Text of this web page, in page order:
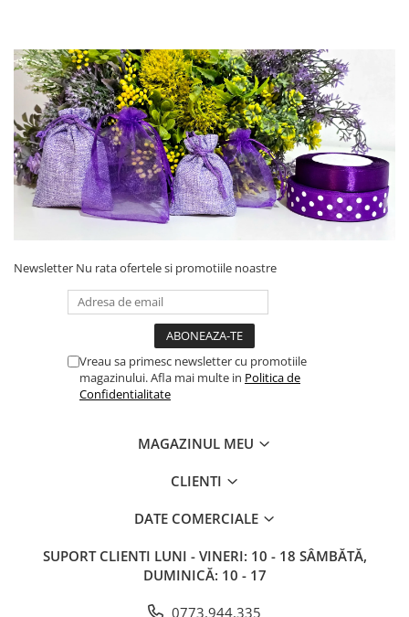
Newsletter Nu rata ofertele si promotiile noastre
Vreau sa primesc newsletter cu promotiile
magazinului. Afla mai multe in Politica de
Confidentialitate
MAGAZINUL MEU
CLIENTI
DATE COMERCIALE
SUPORT CLIENTI LUNI - VINERI: 10 - 18 SÂMBĂTĂ,
DUMINICĂ: 10 - 17
0773.944.335